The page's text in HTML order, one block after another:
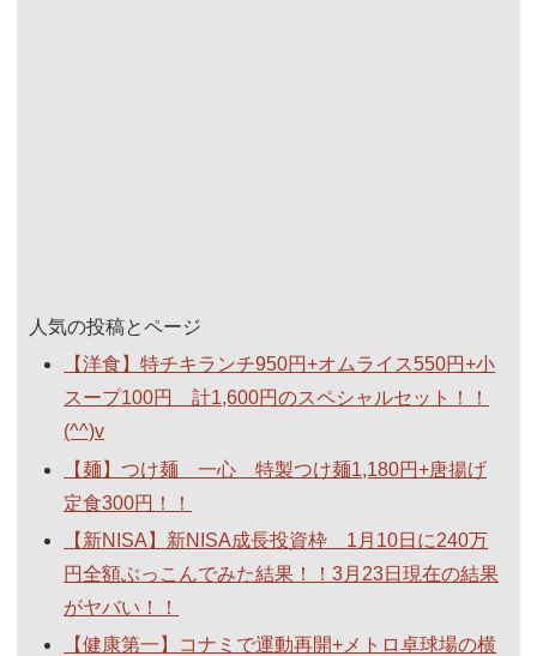
人気の投稿とページ
【洋食】特チキランチ950円+オムライス550円+小
スープ100円 計1,600円のスペシャルセット！！
(^^)v
【麺】つけ麺 一心 特製つけ麺1,180円+唐揚げ
定食300円！！
【新NISA】新NISA成長投資枠 1月10日に240万
円全額ぶっこんでみた結果！！3月23日現在の結果
がヤバい！！
【健康第一】コナミで運動再開+メトロ卓球場の横